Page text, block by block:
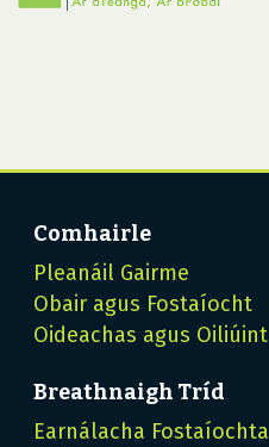
Comhairle
Pleanáil Gairme
Obair agus Fostaíocht
Oideachas agus Oiliúint
Breathnaigh Tríd
Earnálacha Fostaíochta